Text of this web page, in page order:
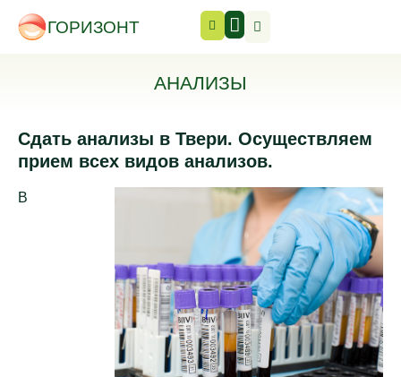
ГОРИЗОНТ
АНАЛИЗЫ
Сдать анализы в Твери. Осуществляем
прием всех видов анализов.
В